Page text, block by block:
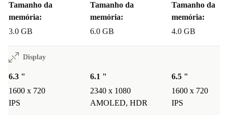
Tamanho da
memória:
3.0 GB
Tamanho da
memória:
6.0 GB
Tamanho da
memória:
4.0 GB
Display
6.3 "
1600 x 720
IPS
6.1 "
2340 x 1080
AMOLED, HDR
6.5 "
1600 x 720
IPS